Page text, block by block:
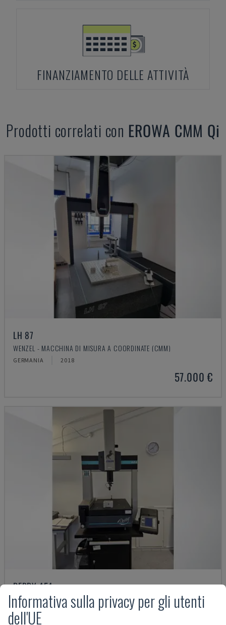
FINANZIAMENTO DELLE ATTIVITÀ
Prodotti correlati con EROWA CMM Qi
LH 87
WENZEL - MACCHINA DI MISURA A COORDINATE (CMM)
GERMANIA 2018
57.000 €
DERBY 454
ETALON - MACCHINA DI MISURA A COORDINATE (CMM)
DANIMARCA
Informativa sulla privacy per gli utenti
dell'UE